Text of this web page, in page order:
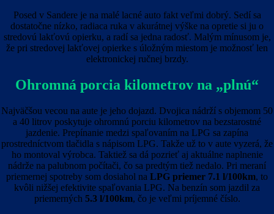
Posed v Sandere je na malé lacné auto fakt veľmi dobrý. Sedí sa
dostatočne nízko, radiaca ruka v akurátnej výške na opretie si ju o
stredovú lakťovú opierku, a radí sa jedna radosť. Malým mínusom je,
že pri stredovej lakťovej opierke s úložným miestom je možnosť len
elektronickej ručnej brzdy.
Ohromná porcia kilometrov na „plnú“
Najväčšou vecou na aute je jeho dojazd. Dvojica nádrží s objemom 50
a 40 litrov poskytuje ohromnú porciu kilometrov na bezstarostné
jazdenie. Prepínanie medzi spaľovaním na LPG sa zapína
prostredníctvom tlačidla s nápisom LPG. Takže už to v aute vyzerá, že
ho montoval výrobca. Taktiež sa dá pozrieť aj aktuálne naplnenie
nádrže na palubnom počítači, čo sa predtým tiež nedalo. Pri meraní
priemernej spotreby som dosiahol na LPG priemer 7.1 l/100km, to
kvôli nižšej efektivite spaľovania LPG. Na benzín som jazdil za
priemerných 5.3 l/100km, čo je veľmi príjemné číslo.